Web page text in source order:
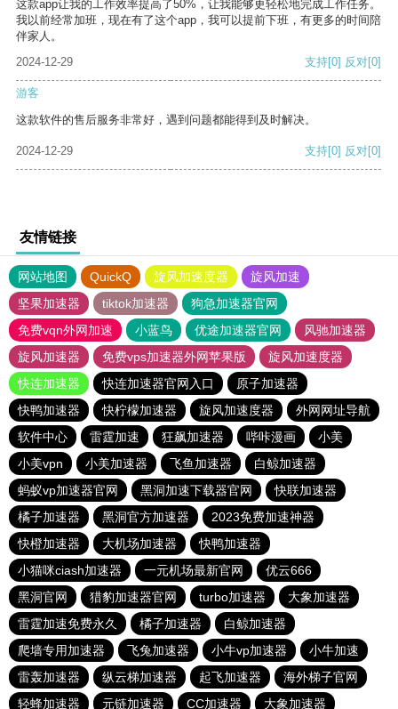
这款app让我的工作效率提高了50%，让我能够更轻松地完成工作任务。
我以前经常加班，现在有了这个app，我可以提前下班，有更多的时间陪
伴家人。
2024-12-29
支持[0] 反对[0]
游客
这款软件的售后服务非常好，遇到问题都能得到及时解决。
2024-12-29 支持[0] 反对[0]
友情链接
网站地图 QuickQ 旋风加速度器
旋风加速
坚果加速器
tiktok加速器
狗急加速器官网
免费vqn外网加速
小蓝鸟 优途加速器官网
风驰加速器
旋风加速器
免费vps加速器外网苹果版
旋风加速度器
快连加速器
快连加速器官网入口
原子加速器
快鸭加速器
快柠檬加速器 旋风加速度器
外网网址导航
软件中心
雷霆加速 狂飙加速器 哔咔漫画
小美
小美vpn
小美加速器 飞鱼加速器
白鲸加速器
蚂蚁vp加速器官网
黑洞加速下载器官网
快联加速器
橘子加速器
黑洞官方加速器
2023免费加速神器
快橙加速器
大机场加速器
快鸭加速器
小猫咪ciash加速器
一元机场最新官网
优云666
黑洞官网
猎豹加速器官网 turbo加速器
大象加速器
雷霆加速免费永久
橘子加速器
白鲸加速器
爬墙专用加速器
飞兔加速器 小牛vp加速器
小牛加速
雷轰加速器
纵云梯加速器 起飞加速器
海外梯子官网
轻蜂加速器
元链加速器 CC加速器 大象加速器